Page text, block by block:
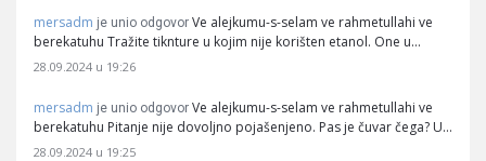
mersadm je unio odgovor Ve alejkumu-s-selam ve rahmetullahi ve
berekatuhu Tražite tiknture u kojim nije korišten etanol. One u…
28.09.2024 u 19:26
mersadm je unio odgovor Ve alejkumu-s-selam ve rahmetullahi ve
berekatuhu Pitanje nije dovoljno pojašenjeno. Pas je čuvar čega? U…
28.09.2024 u 19:25